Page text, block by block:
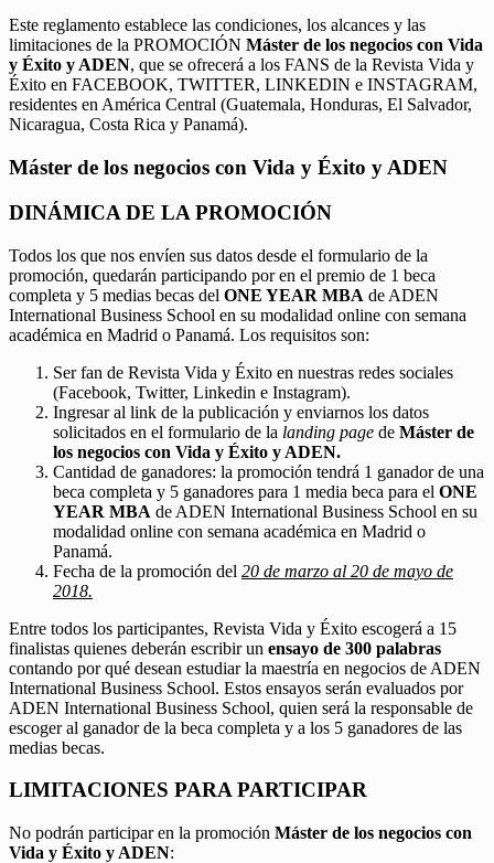
Este reglamento establece las condiciones, los alcances y las
limitaciones de la PROMOCIÓN Máster de los negocios con Vida
y Éxito y ADEN, que se ofrecerá a los FANS de la Revista Vida y
Éxito en FACEBOOK, TWITTER, LINKEDIN e INSTAGRAM,
residentes en América Central (Guatemala, Honduras, El Salvador,
Nicaragua, Costa Rica y Panamá).
Máster de los negocios con Vida y Éxito y ADEN
DINÁMICA DE LA PROMOCIÓN
Todos los que nos envíen sus datos desde el formulario de la
promoción, quedarán participando por en el premio de 1 beca
completa y 5 medias becas del ONE YEAR MBA de ADEN
International Business School en su modalidad online con semana
académica en Madrid o Panamá. Los requisitos son:
Ser fan de Revista Vida y Éxito en nuestras redes sociales
(Facebook, Twitter, Linkedin e Instagram).
Ingresar al link de la publicación y enviarnos los datos
solicitados en el formulario de la landing page de Máster de
los negocios con Vida y Éxito y ADEN.
Cantidad de ganadores: la promoción tendrá 1 ganador de una
beca completa y 5 ganadores para 1 media beca para el ONE
YEAR MBA de ADEN International Business School en su
modalidad online con semana académica en Madrid o
Panamá.
Fecha de la promoción del 20 de marzo al 20 de mayo de
2018.
Entre todos los participantes, Revista Vida y Éxito escogerá a 15
finalistas quienes deberán escribir un ensayo de 300 palabras
contando por qué desean estudiar la maestría en negocios de ADEN
International Business School. Estos ensayos serán evaluados por
ADEN International Business School, quien será la responsable de
escoger al ganador de la beca completa y a los 5 ganadores de las
medias becas.
LIMITACIONES PARA PARTICIPAR
No podrán participar en la promoción Máster de los negocios con
Vida y Éxito y ADEN: